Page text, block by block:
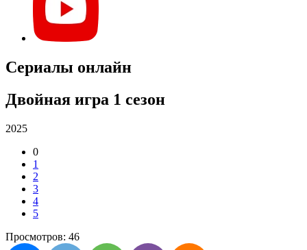
Сериалы онлайн
Двойная игра 1 сезон
2025
0
1
2
3
4
5
Просмотров: 46